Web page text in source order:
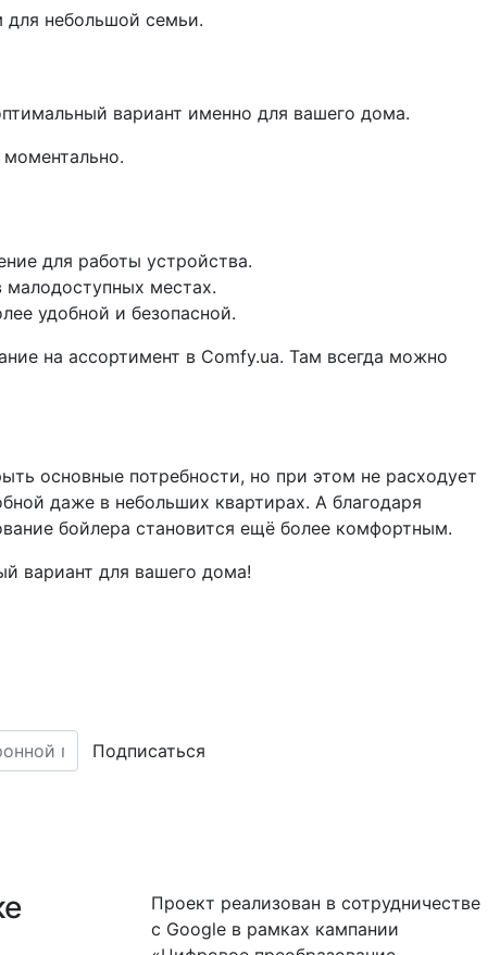
для небольшой семьи.
вариант именно для вашего дома.
для работы устройства.
местах.
удобной и безопасной.
на ассортимент в Comfy.ua. Там всегда можно
основные потребности, но при этом не расходует
даже в небольших квартирах. А благодаря
бойлера становится ещё более комфортным.
вариант для вашего дома!
Подписаться
Проект реализован в сотрудничестве
с Google в рамках кампании